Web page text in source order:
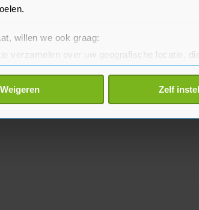
willen we ook graag:
verzamelen over uw geografische locatie,
identificeren door het actief te scannen
hoe uw persoonlijke gegevens worden
elk moment wijzigen of intrekken in de
Weigeren Zelf